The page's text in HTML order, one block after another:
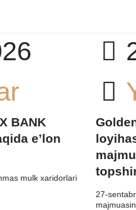
BANK
e’lon
mulk xaridorlari
27-